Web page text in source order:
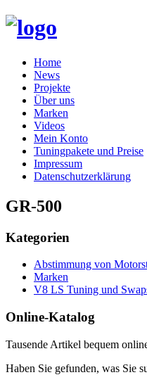
Skip
content
Home
News
Projekte
Über uns
Marken
Videos
Mein Konto
Tuningpakete und Preise
Impressum
Datenschutzerklärung
GR-500
Kategorien
Abstimmung von
Marken
V8 LS Tuning und
Online-Katalog
Tausende Artikel bequem
Haben Sie gefunden, was Sie